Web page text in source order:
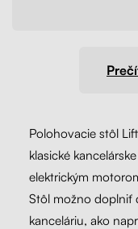
Polohovacie stôl
klasické
elektrickým
Stôl možno doplniť
kanceláriu, ako